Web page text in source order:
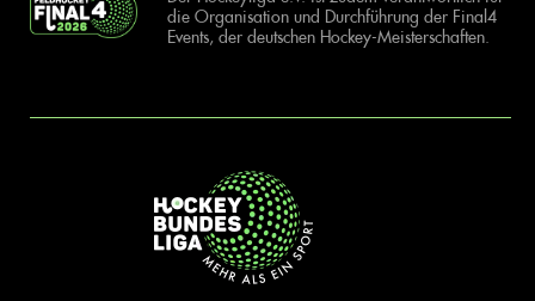
die Organisation und Durchführung der Final4
Events, der deutschen Hockey-Meisterschaften.